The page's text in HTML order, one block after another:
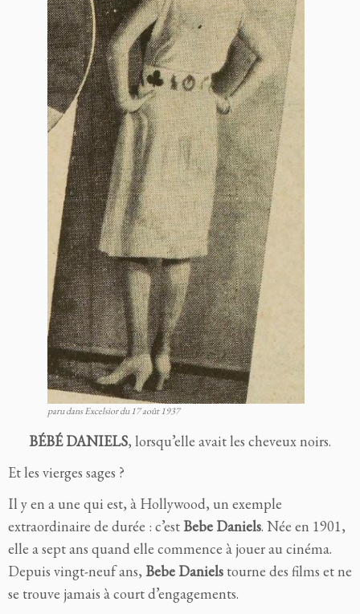
paru dans Excelsior du 17 août 1937
BÉBÉ DANIELS, lorsqu’elle avait les cheveux noirs.
Et les vierges sages ?
Il y en a une qui est, à Hollywood, un exemple
extraordinaire de durée : c’estBebe Daniels. Née en 1901,
elle a sept ans quand elle commence à jouer au cinéma.
Depuis vingt-neuf ans, Bebe Daniels tourne des films et ne
se trouve jamais à court d’engagements.